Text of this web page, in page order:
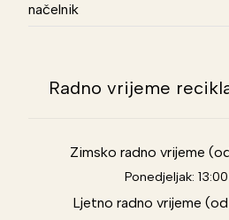
načelnik
Radno vrijeme
Zimsko radno vrijeme (od
Ponedjeljak:
Ljetno radno vrijeme (od